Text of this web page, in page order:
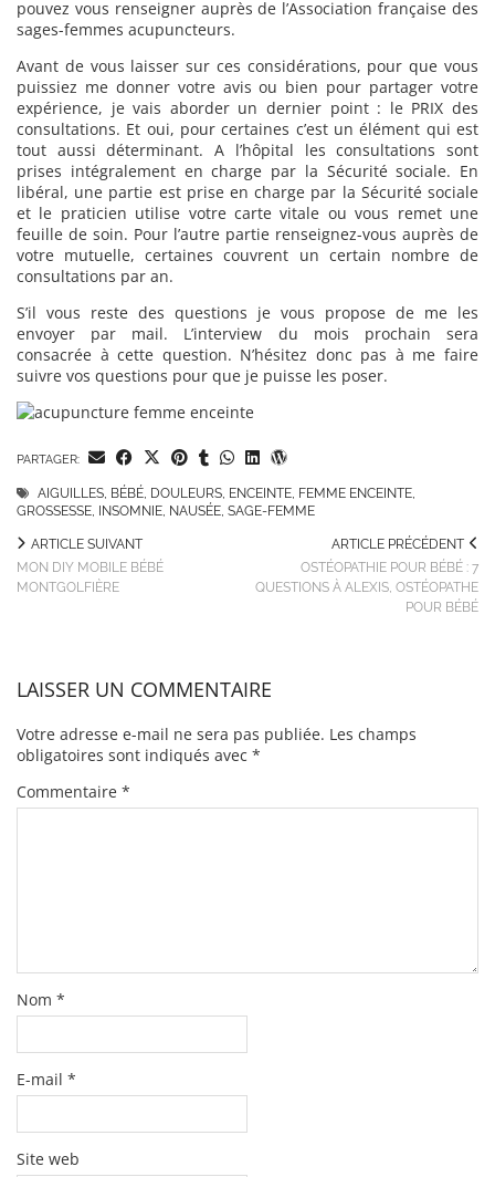
pouvez vous renseigner auprès de l’Association française des
sages-femmes acupuncteurs.
Avant de vous laisser sur ces considérations, pour que vous
puissiez me donner votre avis ou bien pour partager votre
expérience, je vais aborder un dernier point : le PRIX des
consultations. Et oui, pour certaines c’est un élément qui est
tout aussi déterminant. A l’hôpital les consultations sont
prises intégralement en charge par la Sécurité sociale. En
libéral, une partie est prise en charge par la Sécurité sociale
et le praticien utilise votre carte vitale ou vous remet une
feuille de soin. Pour l’autre partie renseignez-vous auprès de
votre mutuelle, certaines couvrent un certain nombre de
consultations par an.
S’il vous reste des questions je vous propose de me les
envoyer par mail. L’interview du mois prochain sera
consacrée à cette question. N’hésitez donc pas à me faire
suivre vos questions pour que je puisse les poser.
PARTAGER:
AIGUILLES, BÉBÉ, DOULEURS, ENCEINTE, FEMME ENCEINTE,
GROSSESSE, INSOMNIE, NAUSÉE, SAGE-FEMME
ARTICLE PRÉCÉDENT
OSTÉOPATHIE POUR BÉBÉ : 7
QUESTIONS À ALEXIS, OSTÉOPATHE
POUR BÉBÉ
ARTICLE SUIVANT
MON DIY MOBILE BÉBÉ
MONTGOLFIÈRE
LAISSER UN COMMENTAIRE
Votre adresse e-mail ne sera pas publiée. Les champs
obligatoires sont indiqués avec *
Commentaire *
Nom *
E-mail *
Site web